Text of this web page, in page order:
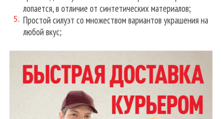
лопается, в отличие от синтетических материалов;
Простой силуэт со множеством вариантов украшения на
любой вкус;